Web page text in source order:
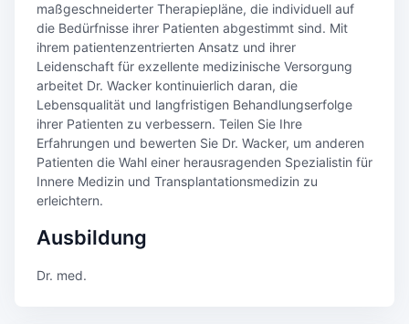
maßgeschneiderter Therapiepläne, die individuell auf
die Bedürfnisse ihrer Patienten abgestimmt sind. Mit
ihrem patientenzentrierten Ansatz und ihrer
Leidenschaft für exzellente medizinische Versorgung
arbeitet Dr. Wacker kontinuierlich daran, die
Lebensqualität und langfristigen Behandlungserfolge
ihrer Patienten zu verbessern. Teilen Sie Ihre
Erfahrungen und bewerten Sie Dr. Wacker, um anderen
Patienten die Wahl einer herausragenden Spezialistin für
Innere Medizin und Transplantationsmedizin zu
erleichtern.
Ausbildung
Dr. med.